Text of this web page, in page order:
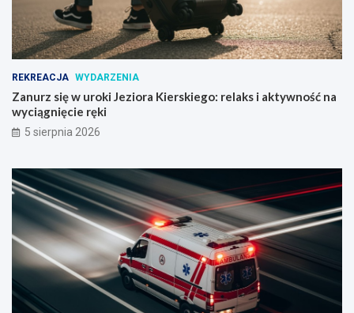
REKREACJA WYDARZENIA
Zanurz się w uroki Jeziora Kierskiego: relaks i aktywność na
wyciągnięcie ręki
5 sierpnia 2026